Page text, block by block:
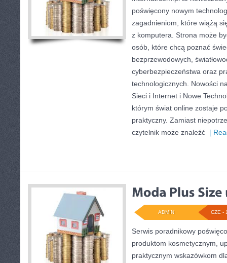
poświęcony nowym
zagadnieniom, które wiążą
z komputera. Strona może
osób, które chcą poznać
bezprzewodowych,
cyberbezpieczeństwa oraz
technologicznych. Nowości
Sieci i Internet i Nowe
którym świat online zostaje
praktyczny. Zamiast
czytelnik może znaleźć [
CZE -
ADMIN
Serwis poradnikowy
produktom kosmetycznym,
praktycznym wskazówkom